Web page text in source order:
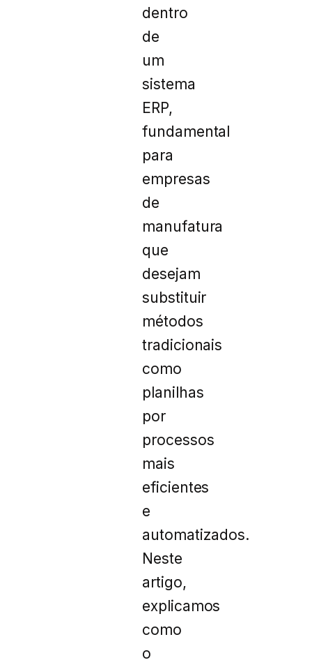
dentro
de
um
sistema
ERP,
fundamental
para
empresas
de
manufatura
que
desejam
substituir
métodos
tradicionais
como
planilhas
por
processos
mais
eficientes
e
automatizados.
Neste
artigo,
explicamos
como
o